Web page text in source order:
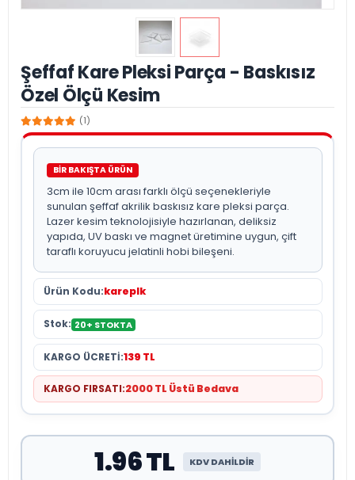
Şeffaf Kare Pleksi Parça - Baskısız
Özel Ölçü Kesim
(1)
BİR BAKIŞTA ÜRÜN
3cm ile 10cm arası farklı ölçü seçenekleriyle
sunulan şeffaf akrilik baskısız kare pleksi parça.
Lazer kesim teknolojisiyle hazırlanan, deliksiz
yapıda, UV baskı ve magnet üretimine uygun, çift
taraflı koruyucu jelatinli hobi bileşeni.
Ürün Kodu:kareplk
Stok: 20+ STOKTA
KARGO ÜCRETİ:139 TL
KARGO FIRSATI:2000 TL Üstü Bedava
1.96 TL KDV DAHİLDİR